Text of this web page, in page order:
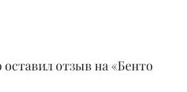
отзыв на «Бенто